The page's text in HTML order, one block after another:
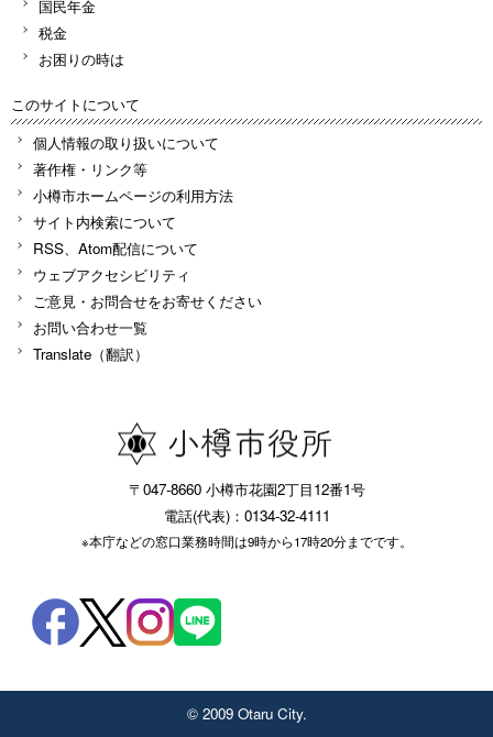
国民年金
税金
お困りの時は
このサイトについて
個人情報の取り扱いについて
著作権・リンク等
小樽市ホームページの利用方法
サイト内検索について
RSS、Atom配信について
ウェブアクセシビリティ
ご意見・お問合せをお寄せください
お問い合わせ一覧
Translate（翻訳）
〒047-8660 小樽市花園2丁目12番1号
電話(代表)：0134-32-4111
※本庁などの窓口業務時間は9時から17時20分までです。
© 2009 Otaru City.